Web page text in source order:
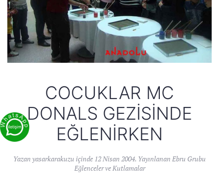
COCUKLAR MC
DONALS GEZISINDE
EĞLENIRKEN
Yazan yasarkarakuzu içinde 12 Nisan 2004. Yayınlanan Ebru Grubu
Eğlenceler ve Kutlamalar